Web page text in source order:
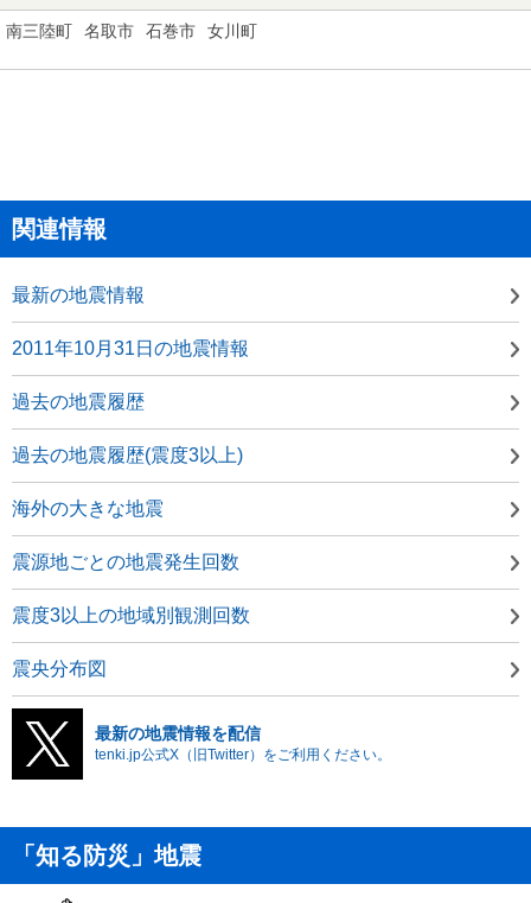
南三陸町 名取市 石巻市 女川町
関連情報
最新の地震情報
2011年10月31日の地震情報
過去の地震履歴
過去の地震履歴(震度3以上)
海外の大きな地震
震源地ごとの地震発生回数
震度3以上の地域別観測回数
震央分布図
最新の地震情報を配信
tenki.jp公式X（旧Twitter）をご利用ください。
「知る防災」地震